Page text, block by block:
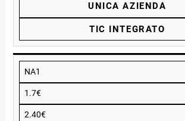
UNICA AZIENDA
TIC INTEGRATO
NA1
1.7€
2.40€